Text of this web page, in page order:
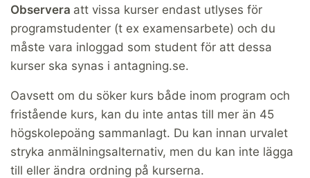
Observera att vissa kurser endast utlyses för
programstudenter (t ex examensarbete) och du
måste vara inloggad som student för att dessa
kurser ska synas i antagning.se.
Oavsett om du söker kurs både inom program och
fristående kurs, kan du inte antas till mer än 45
högskolepoäng sammanlagt. Du kan innan urvalet
stryka anmälningsalternativ, men du kan inte lägga
till eller ändra ordning på kurserna.